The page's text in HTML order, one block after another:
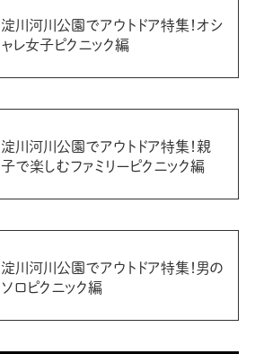
淀川河川公園でアウトドア特集！オシ
ャレ女子ピクニック編
淀川河川公園でアウトドア特集！親
子で楽しむファミリーピクニック編
淀川河川公園でアウトドア特集！男の
ソロピクニック編